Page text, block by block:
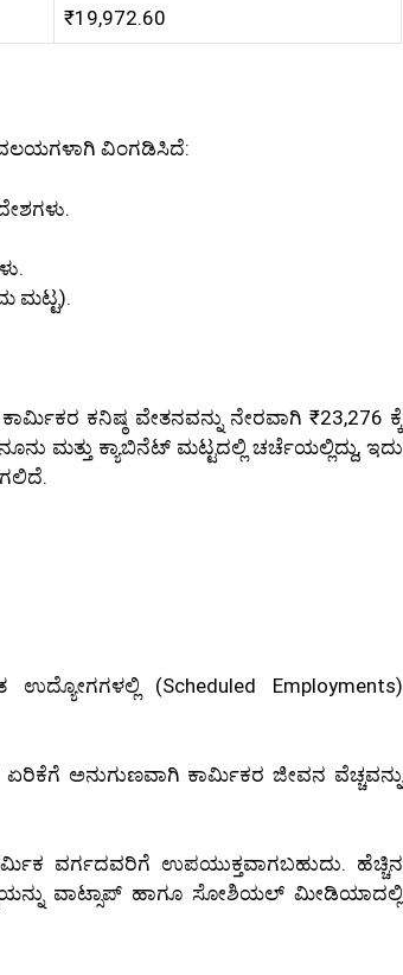
₹19,972.60
ವಲಯಗಳಾಗಿ ವಿಂಗಡಿಸಿದೆ:
ಮಟ್ಟ).
ಕನಿಷ್ಠ ವೇತನವನ್ನು ನೇರವಾಗಿ ₹23,276 ಕ್ಕೆ
ಮತ್ತು ಕ್ಯಾಬಿನೆಟ್ ಮಟ್ಟದಲ್ಲಿ ಚರ್ಚೆಯಲ್ಲಿದ್ದು, ಇದು
(Scheduled Employments)
ಏರಿಕೆಗೆ ಅನುಗುಣವಾಗಿ ಕಾರ್ಮಿಕರ ಜೀವನ ವೆಚ್ಚವನ್ನು
ವರ್ಗದವರಿಗೆ ಉಪಯುಕ್ತವಾಗಬಹುದು. ಹೆಚ್ಚಿನ
ವಾಟ್ಸಾಪ್ ಹಾಗೂ ಸೋಶಿಯಲ್ ಮೀಡಿಯಾದಲ್ಲಿ